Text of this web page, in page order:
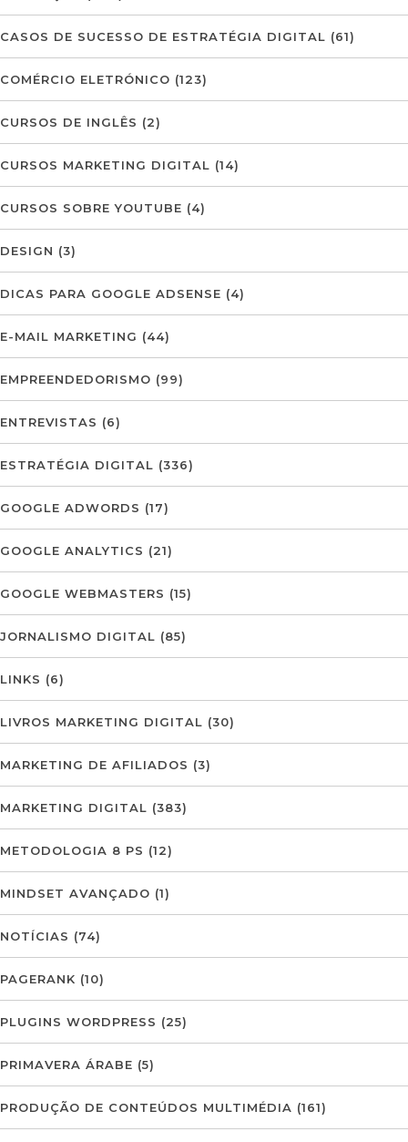
CASOS DE SUCESSO DE ESTRATÉGIA DIGITAL (61)
COMÉRCIO ELETRÓNICO (123)
CURSOS DE INGLÊS (2)
CURSOS MARKETING DIGITAL (14)
CURSOS SOBRE YOUTUBE (4)
DESIGN (3)
DICAS PARA GOOGLE ADSENSE (4)
E-MAIL MARKETING (44)
EMPREENDEDORISMO (99)
ENTREVISTAS (6)
ESTRATÉGIA DIGITAL (336)
GOOGLE ADWORDS (17)
GOOGLE ANALYTICS (21)
GOOGLE WEBMASTERS (15)
JORNALISMO DIGITAL (85)
LINKS (6)
LIVROS MARKETING DIGITAL (30)
MARKETING DE AFILIADOS (3)
MARKETING DIGITAL (383)
METODOLOGIA 8 PS (12)
MINDSET AVANÇADO (1)
NOTÍCIAS (74)
PAGERANK (10)
PLUGINS WORDPRESS (25)
PRIMAVERA ÁRABE (5)
PRODUÇÃO DE CONTEÚDOS MULTIMÉDIA (161)